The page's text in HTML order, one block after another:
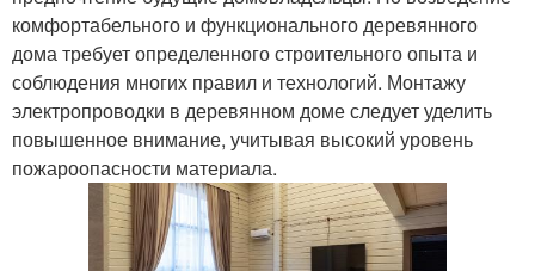
комфортабельного и функционального деревянного
дома требует определенного строительного опыта и
соблюдения многих правил и технологий. Монтажу
электропроводки в деревянном доме следует уделить
повышенное внимание, учитывая высокий уровень
пожароопасности материала.